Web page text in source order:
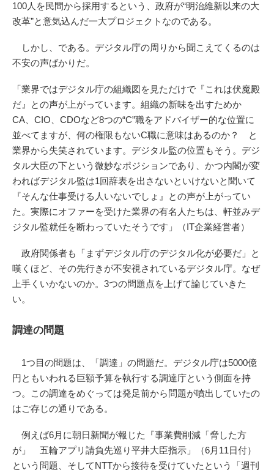
100人を民間から採用するという、政府が“明治維新以来の大
改革”と意気込んだ一大プロジェクトなのである。
しかし、である。デジタル庁の周りから聞こえてくるのは
不安の声ばかりだ。
「業界ではデジタル庁の組織図を見ただけで『これは伏魔殿
だ』との声が上がっています。組織の新味を出すためか
CA、CIO、CDOなど8つの“C”職をアドバイザー的な位置に
並べてますが、何の権限もないC職に意味はあるのか？ と
業界から失笑されています。デジタル監の位置もそう。デジ
タル大臣の下という微妙なポジションであり、かつ内閣が変
わればデジタル監は1回辞表を出さないといけないと聞いて
『そんな仕事受ける人いないでしょ』との声が上がってい
た。実際にオファーを受けた業界の有名人たちは、軒並みデ
ジタル監就任を断わっていたそうです」（IT企業経営者）
政府関係者も「まずデジタル庁のデジタル化が必要だ」と
嘆くほど、その先行きが不安視されているデジタル庁。なぜ
上手くいかないのか。3つの問題点を上げて論じていきた
い。
調達の問題
1つ目の問題は、「調達」の問題だ。デジタル庁は5000億
円ともいわれる巨額予算を執行する調達庁という側面を持
つ。この調達をめぐっては発足前から問題が噴出していたの
はご存じの通りである。
例えば6月に朝日新聞が報じた『事業費削減「脅した方
が」 五輪アプリ請負先巡り平井大臣指示」（6月11日付）
という問題、そしてNTTから接待を受けていたという「週刊